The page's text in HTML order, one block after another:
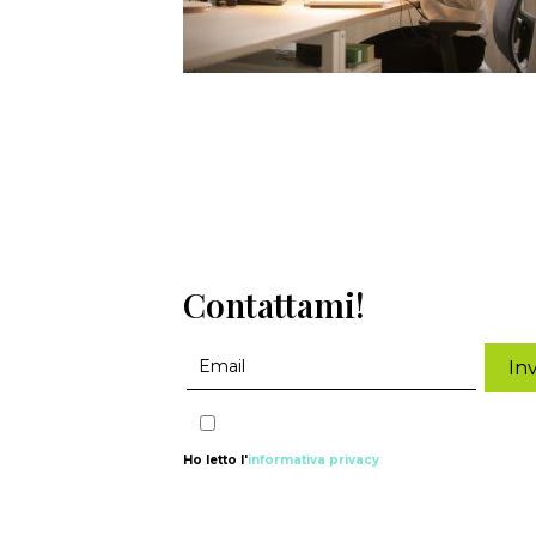
Contattami!
Ho letto l'informativa privacy